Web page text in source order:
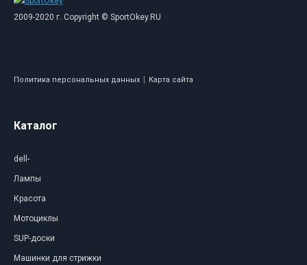
2009-2020 г. Copyright © SportOkey.RU
Политика персональных данных Карта сайта
Каталог
dell-
Лампы
Красота
Мотоциклы
SUP-доски
Машинки для стрижки